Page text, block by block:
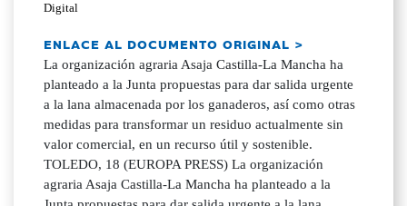
Digital
ENLACE AL DOCUMENTO ORIGINAL >
La organización agraria Asaja Castilla-La Mancha ha
planteado a la Junta propuestas para dar salida urgente
a la lana almacenada por los ganaderos, así como otras
medidas para transformar un residuo actualmente sin
valor comercial, en un recurso útil y sostenible.
TOLEDO, 18 (EUROPA PRESS) La organización
agraria Asaja Castilla-La Mancha ha planteado a la